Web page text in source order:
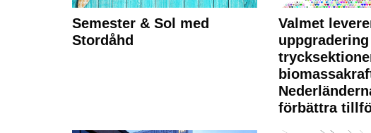
Semester & Sol med
Stordåhd
Valmet
förbättra